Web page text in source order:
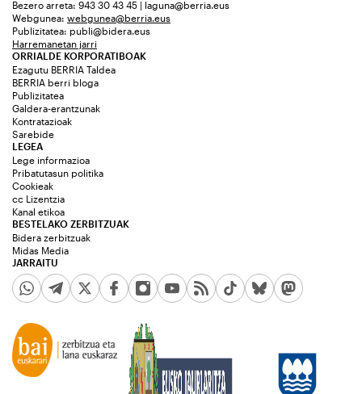
Bezero arreta: 943 30 43 45 | laguna@berria.eus
Webgunea: webgunea@berria.eus
Publizitatea: publi@bidera.eus
Harremanetan jarri
ORRIALDE KORPORATIBOAK
Ezagutu BERRIA Taldea
BERRIA berri bloga
Publizitatea
Galdera-erantzunak
Kontratazioak
Sarebide
JARRAITU
LEGEA
Lege informazioa
Pribatutasun politika
Cookieak
cc Lizentzia
Kanal etikoa
BESTELAKO ZERBITZUAK
Bidera zerbitzuak
Midas Media